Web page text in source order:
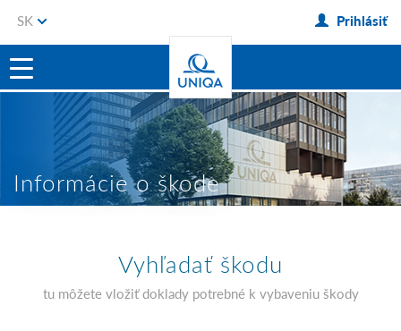
SK Prihlásiť
Informácie o škode
Vyhľadať škodu
tu môžete vložiť doklady potrebné k vybaveniu škody